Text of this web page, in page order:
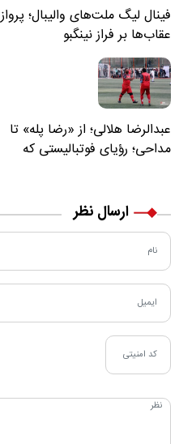
فینال لیگ ملت‌های والیبال؛ پرواز
عقاب‌ها بر فراز نینگبو
عبدالرضا هلالی؛ از «رضا پله» تا
مداحی؛ رؤیای فوتبالیستی که
ارسال نظر